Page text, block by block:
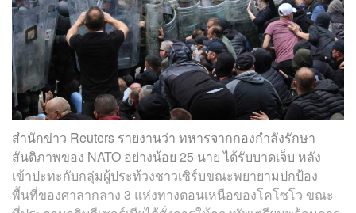
สำนักข่าว Reuters รายงานว่า ทหารจากกองกำลังรักษา
สันติภาพของ NATO อย่างน้อย 25 นาย ได้รับบาดเจ็บ หลัง
เข้าปะทะกับกลุ่มผู้ประท้วงชาวเซิร์บขณะพยายามปกป้อง
พื้นที่ของศาลากลาง 3 แห่งทางตอนเหนือของโคโซโว ขณะ